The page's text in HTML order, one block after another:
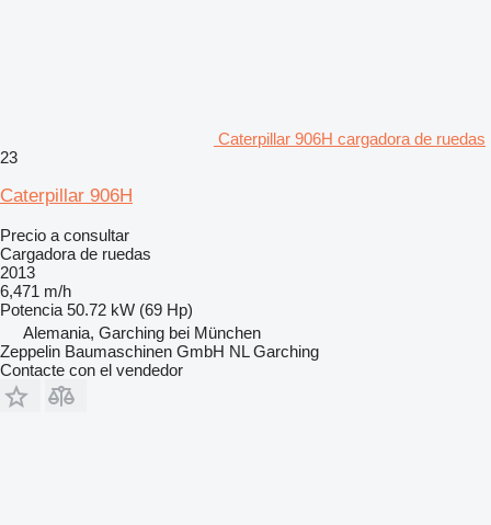
Caterpillar 906H cargadora de ruedas
23
Caterpillar 906H
Precio a consultar
Cargadora de ruedas
2013
6,471 m/h
Potencia 50.72 kW (69 Hp)
Alemania, Garching bei München
Zeppelin Baumaschinen GmbH NL Garching
Contacte con el vendedor